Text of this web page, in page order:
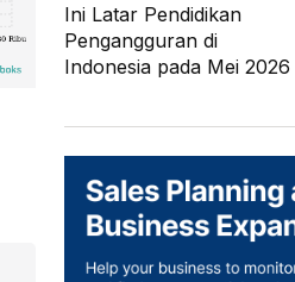
Ini Latar Pendidikan
Pengangguran di
Indonesia pada Mei 2026